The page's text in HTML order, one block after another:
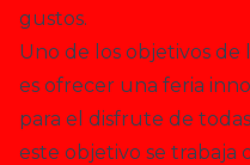
gustos.
Uno de los objetivos de
es ofrecer una feria
para el disfrute de
este objetivo se trabaja